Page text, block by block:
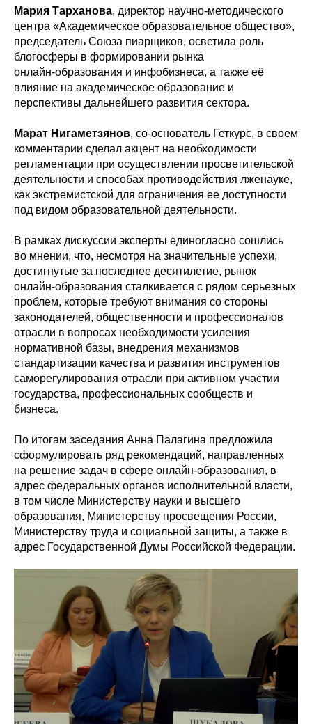
Мария Тарханова, директор научно‑методического
центра «Академическое образовательное общество»,
председатель Союза пиарщиков, осветила роль
блогосферы в формировании рынка
онлайн‑образования и инфобизнеса, а также её
влияние на академическое образование и
перспективы дальнейшего развития сектора.
Марат Нигаметзянов, со-основатель Геткурс, в своем
комментарии сделал акцент на необходимости
регламентации при осуществлении просветительской
деятельности и способах противодействия лженауке,
как экстремистской для ограничения ее доступности
под видом образовательной деятельности.
В рамках дискуссии эксперты единогласно сошлись
во мнении, что, несмотря на значительные успехи,
достигнутые за последнее десятилетие, рынок
онлайн-образования сталкивается с рядом серьезных
проблем, которые требуют внимания со стороны
законодателей, общественности и профессионалов
отрасли в вопросах необходимости усиления
нормативной базы, внедрения механизмов
стандартизации качества и развития инструментов
саморегулирования отрасли при активном участии
государства, профессиональных сообществ и
бизнеса.
По итогам заседания Анна Палагина предложила
сформулировать ряд рекомендаций, направленных
на решение задач в сфере онлайн-образования, в
адрес федеральных органов исполнительной власти,
в том числе Министерству науки и высшего
образования, Министерству просвещения России,
Министерству труда и социальной защиты, а также в
адрес Государственной Думы Российской Федерации.